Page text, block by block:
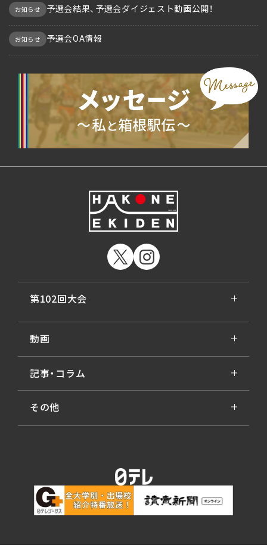
お知らせ 予選会結果、予選会ダイジェスト動画公開！
お知らせ 予選会OA情報
第102回大会
動画
記事・コラム
その他